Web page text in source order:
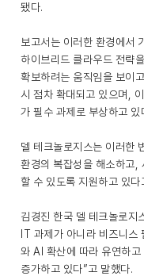
됐다.
보고서는 이러한 환경에서
하이브리드 클라우드 전략
확보하려는 움직임을 보이
시 점차 확대되고 있으며,
가 필수 과제로 부상하고 있
델 테크놀로지스는 이러한
환경의 복잡성을 해소하고,
할 수 있도록 지원하고 있다
김경진 한국 델 테크놀로지
IT 과제가 아니라 비즈니스
와 AI 확산에 따라 유연하
증가하고 있다”고 말했다.